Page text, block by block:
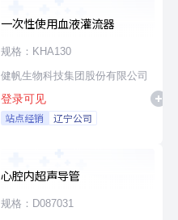
一次性使用血液灌流器
规格：KHA130
健帆生物科技集团股份有限公司
登录可见
站点经销 辽宁公司
心腔内超声导管
规格：D087031